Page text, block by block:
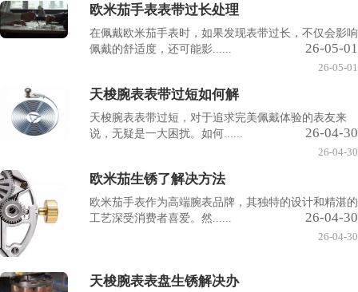
欧米茄手表表带过长处理
在佩戴欧米茄手表时，如果发现表带过长，不仅会影响
佩戴的舒适度，还可能影......
26-05-01
26-05-01
天梭腕表表带过短如何解
天梭腕表表带过短，对于追求完美佩戴体验的表友来
说，无疑是一大困扰。如何......
26-04-30
26-04-30
欧米茄生锈了解决方法
欧米茄手表作为高端腕表品牌，其独特的设计和精湛的
工艺深受消费者喜爱。然......
26-04-30
26-04-30
天梭腕表表盘生锈解决办